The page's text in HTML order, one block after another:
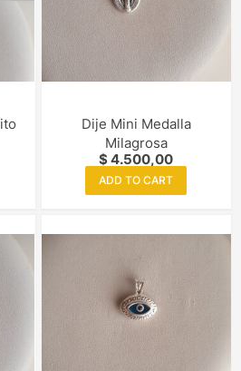
Dije Mini Medalla
Milagrosa
$4.500,00
ADD TO CART